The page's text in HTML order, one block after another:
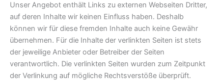
Unser Angebot enthält Links zu externen Webseiten Dritter,
auf deren Inhalte wir keinen Einfluss haben. Deshalb
können wir für diese fremden Inhalte auch keine Gewähr
übernehmen. Für die Inhalte der verlinkten Seiten ist stets
der jeweilige Anbieter oder Betreiber der Seiten
verantwortlich. Die verlinkten Seiten wurden zum Zeitpunkt
der Verlinkung auf mögliche Rechtsverstöße überprüft.